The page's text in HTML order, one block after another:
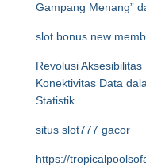
Gampang Menang”
slot bonus new
Revolusi
Konektivitas Data
Statistik
situs slot777 gacor
https://